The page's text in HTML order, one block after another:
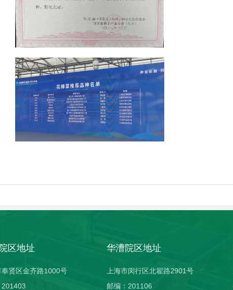
区地址
奉贤区金齐路1000号
华漕院区地址
上海市闵行区北翟路2901号
邮编：201106